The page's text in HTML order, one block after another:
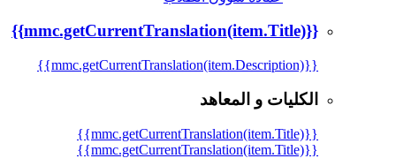
{{mmc.getCurrentTranslation(item.Title)}}
{{mmc.getCurrentTranslation(item.Description)}}
الكليات و المعاهد
{{mmc.getCurrentTranslation(item.Title)}}
{{mmc.getCurrentTranslation(item.Title)}}